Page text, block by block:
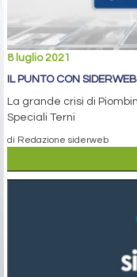
8 luglio 2021
IL PUNTO CON SIDERWEB
La grande crisi di
Speciali Terni
di Redazione siderweb